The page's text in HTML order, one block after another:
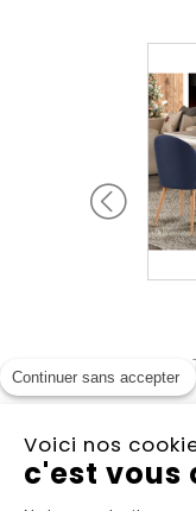
Continuer sans accepter
Voici nos
c'est vous